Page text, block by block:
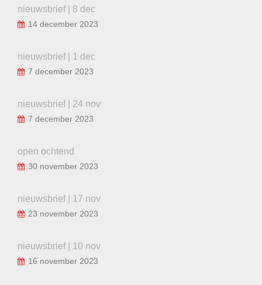
nieuwsbrief | 8 dec
14 december 2023
nieuwsbrief | 1 dec
7 december 2023
nieuwsbrief | 24 nov
7 december 2023
open ochtend
30 november 2023
nieuwsbrief | 17 nov
23 november 2023
nieuwsbrief | 10 nov
16 november 2023